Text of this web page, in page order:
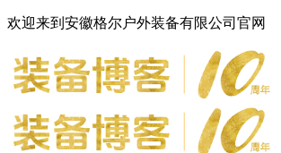
欢迎来到安徽格尔户外装备有限公司官网